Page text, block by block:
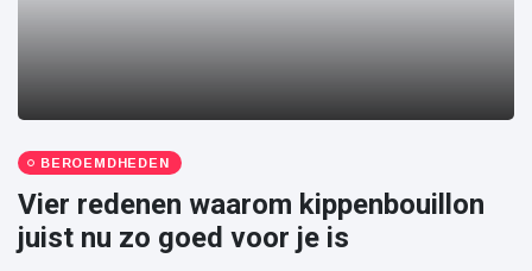
BEROEMDHEDEN
Vier redenen waarom kippenbouillon
juist nu zo goed voor je is